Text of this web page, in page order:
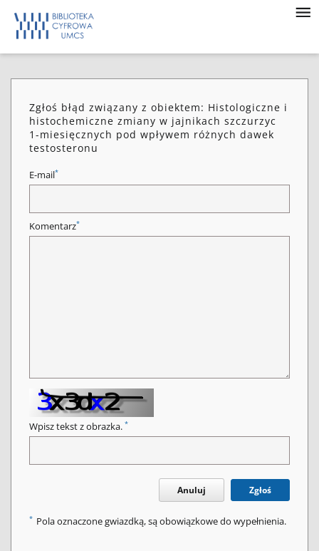
Zgłoś błąd związany z obiektem: Histologiczne i
histochemiczne zmiany w jajnikach szczurzyc
1-miesięcznych pod wpływem różnych dawek
testosteronu
E-mail*
Komentarz*
Wpisz tekst z obrazka. *
Anuluj Zgłoś
* Pola oznaczone gwiazdką, są obowiązkowe do wypełnienia.